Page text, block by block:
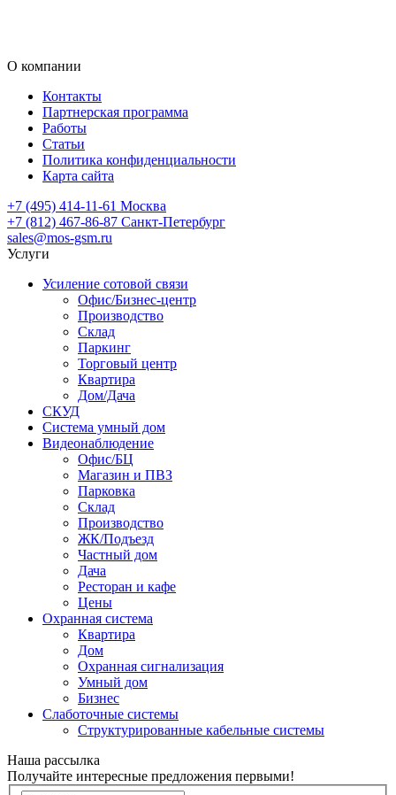
О компании
Контакты
Партнерская программа
Работы
Статьи
Политика конфиденциальности
Карта сайта
+7 (495) 414-11-61 Москва
+7 (812) 467-86-87 Санкт-Петербург
sales@mos-gsm.ru
Услуги
Усиление сотовой связи
Офис/Бизнес-центр
Производство
Склад
Паркинг
Торговый центр
Квартира
Дом/Дача
СКУД
Система умный дом
Видеонаблюдение
Офис/БЦ
Магазин и ПВЗ
Парковка
Склад
Производство
ЖК/Подъезд
Частный дом
Дача
Ресторан и кафе
Цены
Охранная система
Квартира
Дом
Охранная сигнализация
Умный дом
Бизнес
Слаботочные системы
Структурированные кабельные системы
Наша рассылка
Получайте интересные предложения первыми!